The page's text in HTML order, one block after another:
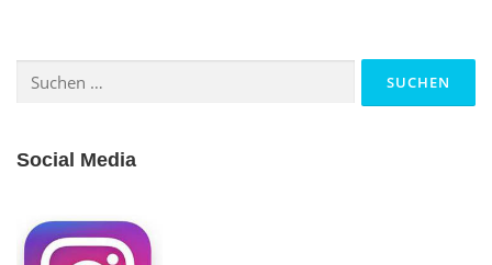
nach:
Social Media